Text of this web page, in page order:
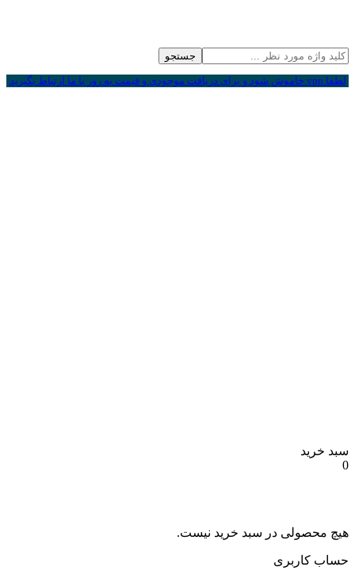
جستجو
لطفا vpn خاموش شود و برای دریافت موجودی و قیمت به روز با ما ارتباط بگیرید
سبد خرید
0
هیچ محصولی در سبد خرید نیست.
حساب کاربری